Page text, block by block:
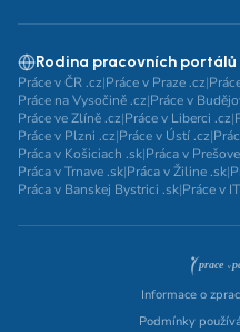
Rodina pracovních portálů
Práce v ČR .cz|Práce v Praze .cz|
Práce na Vysočině .cz|Práce v
Práce ve Zlíně .cz|Práce v Liberci .cz|
Práce v Plzni .cz|Práce v Ústí .cz|
Práca v Košiciach .sk|Práca v
Práca v Trnave .sk|Práca v Žiline .sk|
Práca v Banskej Bystrici .sk|Práce v
Informace o
Podmínky